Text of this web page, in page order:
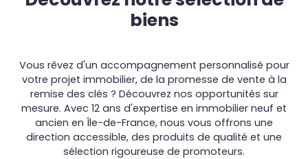
biens
Vous rêvez d'un accompagnement personnalisé pour
votre projet immobilier, de la promesse de vente à la
remise des clés ? Découvrez nos opportunités sur
mesure. Avec 12 ans d'expertise en immobilier neuf et
ancien en Île-de-France, nous vous offrons une
direction accessible, des produits de qualité et une
sélection rigoureuse de promoteurs.